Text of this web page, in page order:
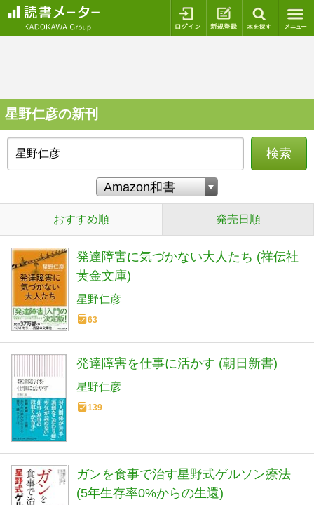
ログイン 新規登録
星野仁彦の新刊
検索
おすすめ順 発売日順
発達障害に気づかない大人たち (祥伝社
黄金文庫)
星野仁彦
63
発達障害を仕事に活かす (朝日新書)
星野仁彦
139
ガンを食事で治す星野式ゲルソン療法
(5年生存率0%からの生還)